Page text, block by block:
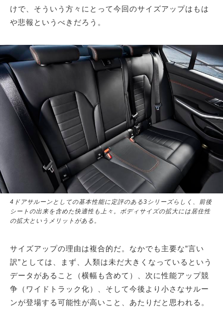
けで、そういう方々にとって今回のサイズアップはもは
や悲報というべきだろう。
4ドアサルーンとしての基本性能に定評のある3シリーズらしく、前後
シートの出来を含めた快適性も上々。ボディサイズの拡大には居住性
の拡大というメリットがある。
サイズアップの理由は複合的だ。なかでも主要な”言い
訳”としては、まず、人類は未だ大きくなっているという
データがあること（横幅も含めて）、次に性能アップ競
争（ワイドトラック化）、そして今後より小さなサルー
ンが登場する可能性が高いこと、あたりだと思われる。